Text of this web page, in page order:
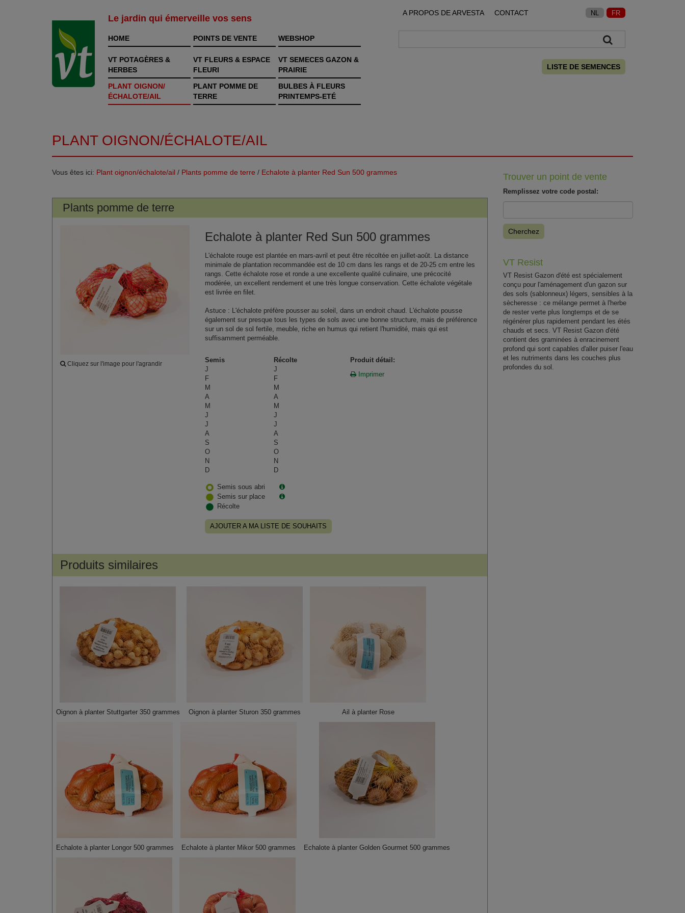
Le jardin qui émerveille vos sens
A PROPOS DE ARVESTA CONTACT NL FR
HOME POINTS DE VENTE WEBSHOP
VT POTAGÈRES &
HERBES
VT FLEURS & ESPACE
FLEURI
VT SEMECES GAZON &
PRAIRIE
PLANT OIGNON/
ÉCHALOTE/AIL
PLANT POMME DE
TERRE
BULBES À FLEURS
PRINTEMPS-ETÉ
LISTE DE SEMENCES
PLANT OIGNON/ÉCHALOTE/AIL
Vous êtes ici: Plant oignon/échalote/ail / Plants pomme de terre / Echalote à planter Red Sun 500 grammes
Plants pomme de terre
Cliquez sur l'image pour l'agrandir
Echalote à planter Red Sun 500 grammes
L'échalote rouge est plantée en mars-avril et peut être récoltée en juillet-août. La distance
minimale de plantation recommandée est de 10 cm dans les rangs et de 20-25 cm entre les
rangs. Cette échalote rose et ronde a une excellente qualité culinaire, une précocité
modérée, un excellent rendement et une très longue conservation. Cette échalote végétale
est livrée en filet.
Astuce : L'échalote préfère pousser au soleil, dans un endroit chaud. L'échalote pousse
également sur presque tous les types de sols avec une bonne structure, mais de préférence
sur un sol de sol fertile, meuble, riche en humus qui retient l'humidité, mais qui est
suffisamment perméable.
Semis
Récolte
J
J
F
F
M
M
A
A
M
M
J
J
J
J
A
A
S
S
O
O
N
N
D
D
Semis sous abri
Semis sur place
Récolte
AJOUTER A MA LISTE DE SOUHAITS
Produit détail:
Imprimer
Produits similaires
Oignon à planter Stuttgarter 350 grammes Oignon à planter Sturon 350 grammes Ail à planter Rose
Echalote à planter Longor 500 grammes Echalote à planter Mikor 500 grammes Echalote à planter Golden Gourmet 500 grammes
Trouver un point de vente
Remplissez votre code postal:
Cherchez
VT Resist
VT Resist Gazon d'été est spécialement
conçu pour l'aménagement d'un gazon sur
des sols (sablonneux) légers, sensibles à la
sècheresse : ce mélange permet à l'herbe
de rester verte plus longtemps et de se
régénérer plus rapidement pendant les étés
chauds et secs. VT Resist Gazon d'été
contient des graminées à enracinement
profond qui sont capables d'aller puiser l'eau
et les nutriments dans les couches plus
profondes du sol.